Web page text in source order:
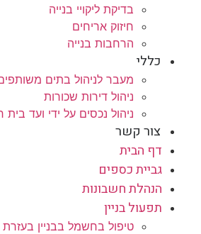
בדיקת ליקויי בנייה
חיזוק אריחים
הרחבות בנייה
כללי
מעבר לניהול בתים משותפים
ניהול דירות שכורות
ניהול נכסים על ידי ועד בית
צור קשר
דף הבית
גביית כספים
הנהלת חשבונות
תפעול בניין
טיפול בחשמל בבניין בעזרת